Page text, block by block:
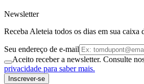
Newsletter
Receba Aleteia todos os dias em sua caixa
Seu endereço de e-mail
Aceito receber a newsletter. Consulte
privacidade para saber mais.
Inscrever-se